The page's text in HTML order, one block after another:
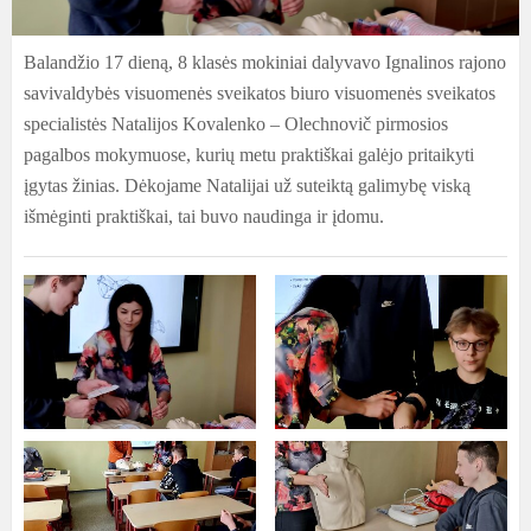
Balandžio 17 dieną, 8 klasės mokiniai dalyvavo Ignalinos rajono
savivaldybės visuomenės sveikatos biuro visuomenės sveikatos
specialistės Natalijos Kovalenko – Olechnovič pirmosios
pagalbos mokymuose, kurių metu praktiškai galėjo pritaikyti
įgytas žinias. Dėkojame Natalijai už suteiktą galimybę viską
išmėginti praktiškai, tai buvo naudinga ir įdomu.